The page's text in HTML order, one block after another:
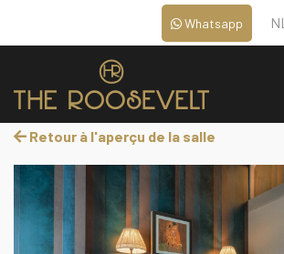
NL
Whatsapp
Retour à l'aperçu de la salle